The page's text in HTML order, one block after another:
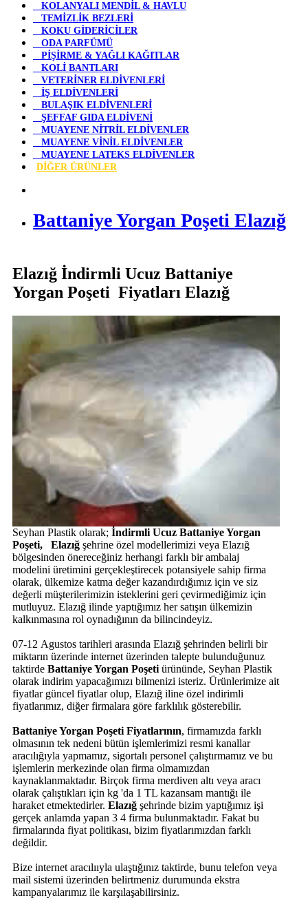
KOLANYALI MENDİL & HAVLU
TEMİZLİK BEZLERİ
KOKU GİDERİCİLER
ODA PARFÜMÜ
PİŞİRME & YAĞLI KAĞITLAR
KOLİ BANTLARI
VETERİNER ELDİVENLERİ
İŞ ELDİVENLERİ
BULAŞIK ELDİVENLERİ
ŞEFFAF GIDA ELDİVENİ
MUAYENE NİTRİL ELDİVENLER
MUAYENE VİNİL ELDİVENLER
MUAYENE LATEKS ELDİVENLER
DİĞER ÜRÜNLER
Battaniye Yorgan Poşeti Elazığ
Elazığ İndirmli Ucuz Battaniye
Yorgan Poşeti Fiyatları Elazığ
Seyhan Plastik olarak; İndirmli Ucuz Battaniye Yorgan
Poşeti, Elazığ şehrine özel modellerimizi veya Elazığ
bölgesinden önereceğiniz herhangi farklı bir ambalaj
modelini üretimini gerçekleştirecek potansiyele sahip firma
olarak, ülkemize katma değer kazandırdığımız için ve siz
değerli müşterilerimizin isteklerini geri çevirmediğimiz için
mutluyuz. Elazığ ilinde yaptığımız her satışın ülkemizin
kalkınmasına rol oynadığının da bilincindeyiz.
07-12 Agustos tarihleri arasında Elazığ şehrinden belirli bir
miktarın üzerinde internet üzerinden talepte bulunduğunuz
taktirde Battaniye Yorgan Poşeti ürününde, Seyhan Plastik
olarak indirim yapacağımızı bilmenizi isteriz. Ürünlerimize ait
fiyatlar güncel fiyatlar olup, Elazığ iline özel indirimli
fiyatlarımız, diğer firmalara göre farklılık gösterebilir.
Battaniye Yorgan Poşeti Fiyatlarının, firmamızda farklı
olmasının tek nedeni bütün işlemlerimizi resmi kanallar
aracılığıyla yapmamız, sigortalı personel çalıştırmamız ve bu
işlemlerin merkezinde olan firma olmamızdan
kaynaklanmaktadır. Birçok firma merdiven altı veya aracı
olarak çalıştıkları için kg 'da 1 TL kazansam mantığı ile
haraket etmektedirler. Elazığ şehrinde bizim yaptığımız işi
gerçek anlamda yapan 3 4 firma bulunmaktadır. Fakat bu
firmalarında fiyat politikası, bizim fiyatlarımızdan farklı
değildir.
Bize internet aracılııyla ulaştığınız taktirde, bunu telefon veya
mail sistemi üzerinden belirtmeniz durumunda ekstra
kampanyalarımız ile karşılaşabilirsiniz.